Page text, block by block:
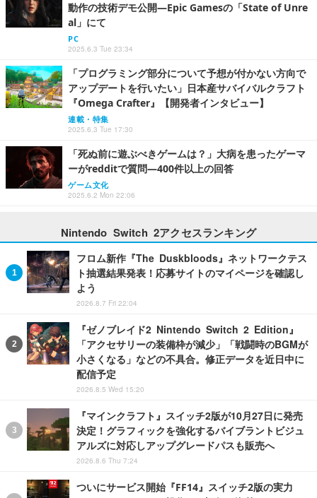
動作の技術デモ公開―Epic Gamesの「State of Unre
al」にて
PC
2025.6.3 Tue 23:34
「プログラミング部分について予想が付かない方向で
アップデートを行いたい」日本産サバイバルクラフト
『Omega Crafter』【開発者インタビュー】
連載・特集
2025.6.3 Tue 17:30
「死ぬ前に遊ぶべきゲームは？」大病を患ったゲーマ
ーがredditで質問―400件以上の回答
ゲーム文化
2025.6.2 Mon 22:06
Nintendo Switch 2アクセスランキング
フロム新作『The Duskbloods』ネットワークテス
ト抽選結果発表！応募サイトのマイページを確認し
よう
2026.8.7 Fri 22:04
『ゼノブレイド2 Nintendo Switch 2 Edition』
「アクセサリーの装備枠が減少」「戦闘時のBGMが
小さくなる」などの不具合。修正データを近日中に
配信予定
2026.8.5 Wed 15:20
『マインクラフト』スイッチ2版が10月27日に発売
決定！グラフィックを強化するバイブラントビジュ
アルズに対応しアップグレードパスも販売へ
2026.8.6 Thu 7:24
ついにサービス開始『FF14』スイッチ2版の実力